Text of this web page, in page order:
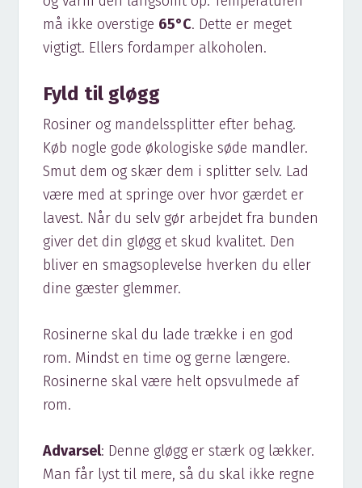
må ikke overstige 65°C. Dette er meget
vigtigt. Ellers fordamper alkoholen.
Fyld til gløgg
Rosiner og mandelssplitter efter behag.
Køb nogle gode økologiske søde mandler.
Smut dem og skær dem i splitter selv. Lad
være med at springe over hvor gærdet er
lavest. Når du selv gør arbejdet fra bunden
giver det din gløgg et skud kvalitet. Den
bliver en smagsoplevelse hverken du eller
dine gæster glemmer.
Rosinerne skal du lade trække i en god
rom. Mindst en time og gerne længere.
Rosinerne skal være helt opsvulmede af
rom.
Advarsel: Denne gløgg er stærk og lækker.
Man får lyst til mere, så du skal ikke regne